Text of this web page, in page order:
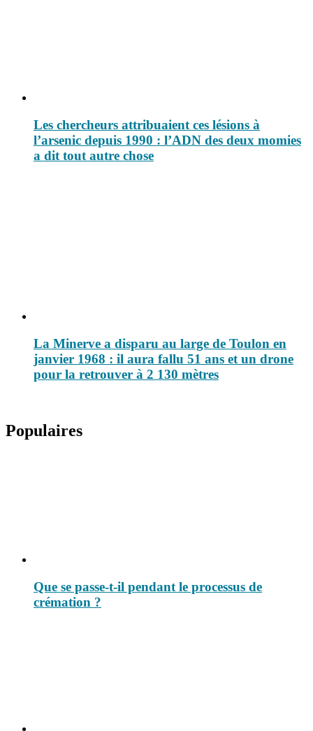
Les chercheurs attribuaient ces lésions à
l’arsenic depuis 1990 : l’ADN des deux momies
a dit tout autre chose
La Minerve a disparu au large de Toulon en
janvier 1968 : il aura fallu 51 ans et un drone
pour la retrouver à 2 130 mètres
Populaires
Que se passe-t-il pendant le processus de
crémation ?